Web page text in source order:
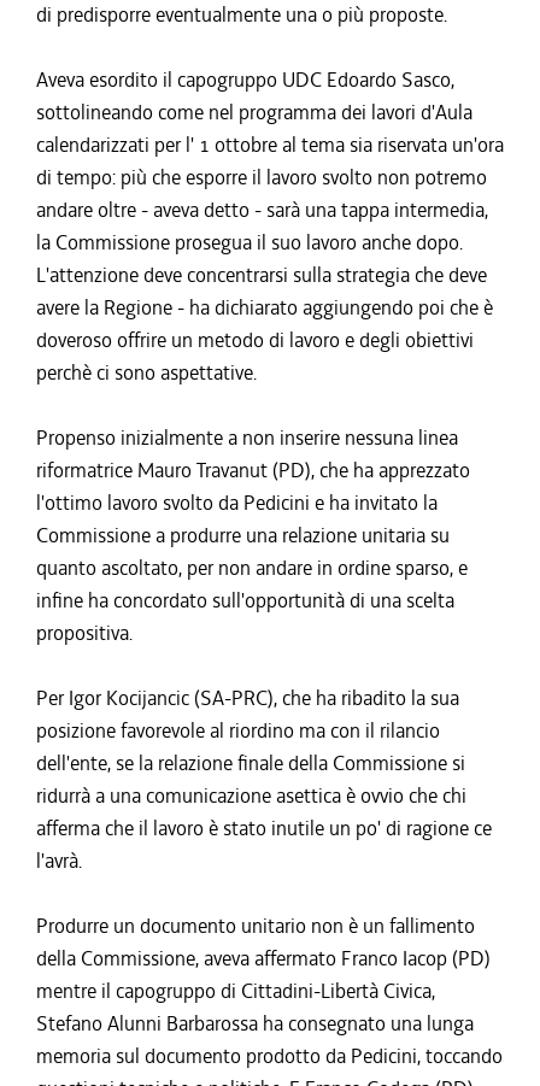
di predisporre eventualmente una o più proposte.
Aveva esordito il capogruppo UDC Edoardo Sasco,
sottolineando come nel programma dei lavori d'Aula
calendarizzati per l' 1 ottobre al tema sia riservata un'ora
di tempo: più che esporre il lavoro svolto non potremo
andare oltre - aveva detto - sarà una tappa intermedia,
la Commissione prosegua il suo lavoro anche dopo.
L'attenzione deve concentrarsi sulla strategia che deve
avere la Regione - ha dichiarato aggiungendo poi che è
doveroso offrire un metodo di lavoro e degli obiettivi
perchè ci sono aspettative.
Propenso inizialmente a non inserire nessuna linea
riformatrice Mauro Travanut (PD), che ha apprezzato
l'ottimo lavoro svolto da Pedicini e ha invitato la
Commissione a produrre una relazione unitaria su
quanto ascoltato, per non andare in ordine sparso, e
infine ha concordato sull'opportunità di una scelta
propositiva.
Per Igor Kocijancic (SA-PRC), che ha ribadito la sua
posizione favorevole al riordino ma con il rilancio
dell'ente, se la relazione finale della Commissione si
ridurrà a una comunicazione asettica è ovvio che chi
afferma che il lavoro è stato inutile un po' di ragione ce
l'avrà.
Produrre un documento unitario non è un fallimento
della Commissione, aveva affermato Franco Iacop (PD)
mentre il capogruppo di Cittadini-Libertà Civica,
Stefano Alunni Barbarossa ha consegnato una lunga
memoria sul documento prodotto da Pedicini, toccando